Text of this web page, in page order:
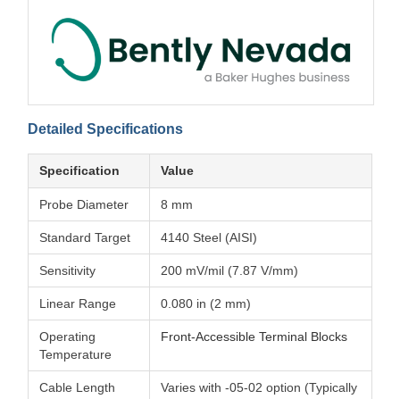
Detailed Specifications
Specification Value
Probe Diameter 8 mm
Standard Target 4140 Steel (AISI)
Sensitivity 200 mV/mil (7.87 V/mm)
Linear Range 0.080 in (2 mm)
Operating
Temperature
Front-Accessible Terminal Blocks
Cable Length
Varies with -05-02 option (Typically